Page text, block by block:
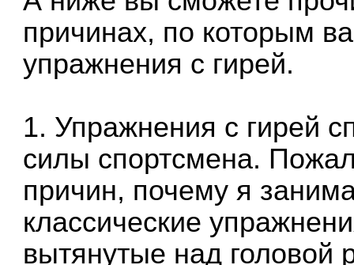
причинах, по которым
упражнения с гирей.
1. Упражнения с гирей
силы спортсмена.
причин, почему я
классические
вытянутые над головой